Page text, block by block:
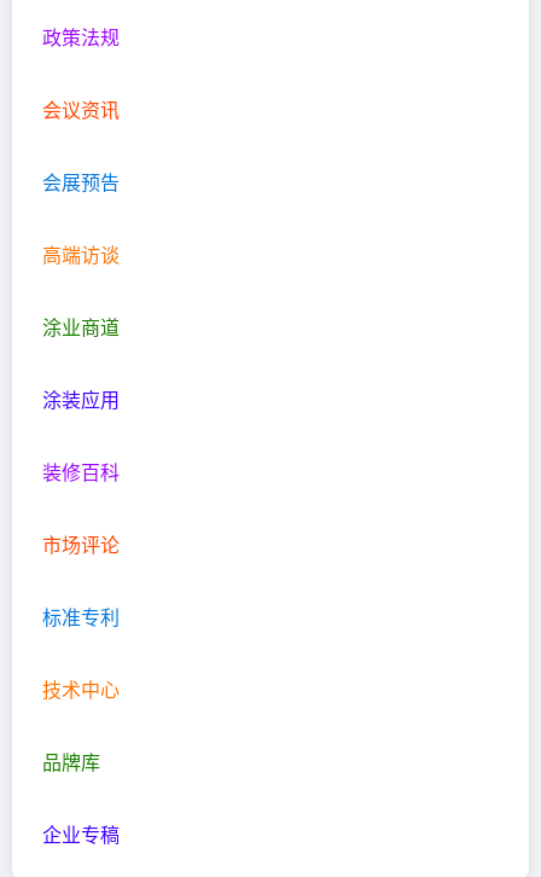
政策法规
会议资讯
会展预告
高端访谈
涂业商道
涂装应用
装修百科
市场评论
标准专利
技术中心
品牌库
企业专稿